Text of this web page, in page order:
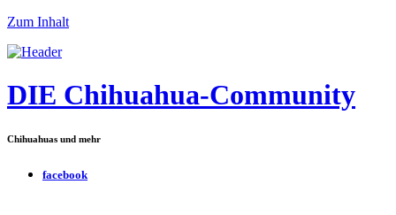
Zum Inhalt
DIE Chihuahua-Community
Chihuahuas und mehr
facebook